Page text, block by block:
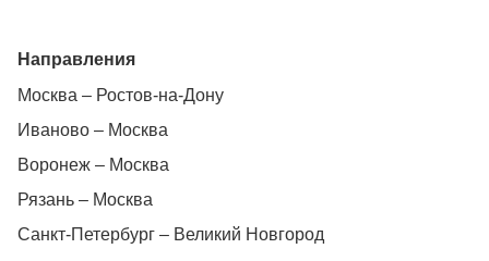
Направления
Москва – Ростов-на-Дону
Иваново – Москва
Воронеж – Москва
Рязань – Москва
Санкт-Петербург – Великий Новгород